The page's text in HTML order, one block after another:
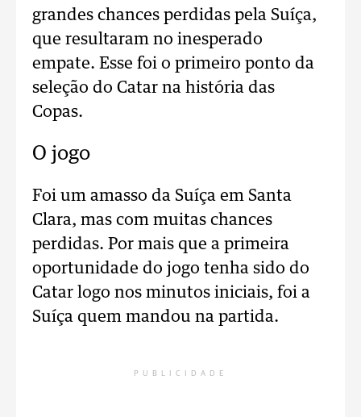
grandes chances perdidas pela Suíça,
que resultaram no inesperado
empate. Esse foi o primeiro ponto da
seleção do Catar na história das
Copas.
O jogo
Foi um amasso da Suíça em Santa
Clara, mas com muitas chances
perdidas. Por mais que a primeira
oportunidade do jogo tenha sido do
Catar logo nos minutos iniciais, foi a
Suíça quem mandou na partida.
PUBLICIDADE